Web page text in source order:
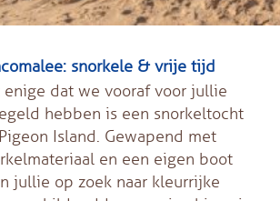
snorkele & vrije tijd
enige dat we vooraf voor jullie
hebben is een snorkeltocht
Island. Gewapend met
en een eigen boot
jullie op zoek naar kleurrijke